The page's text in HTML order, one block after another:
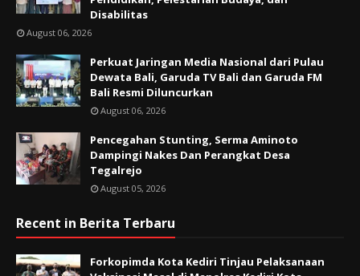
Disabilitas
August 06, 2026
Perkuat Jaringan Media Nasional dari Pulau
Dewata Bali, Garuda TV Bali dan Garuda FM
Bali Resmi Diluncurkan
August 06, 2026
Pencegahan Stunting, Serma Aminoto
Dampingi Nakes Dan Perangkat Desa
Tegalrejo
August 05, 2026
Recent in Berita Terbaru
Forkopimda Kota Kediri Tinjau Pelaksanaan